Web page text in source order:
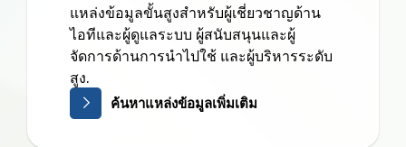
แหล่งข้อมูลขั้นสูงสำหรับผู้เชี่ยวชาญด้าน
ไอทีและผู้ดูแลระบบ ผู้สนับสนุนและผู้
จัดการด้านการนำไปใช้ และผู้บริหารระดับ
สูง.
ค้นหาแหล่งข้อมูลเพิ่มเติม